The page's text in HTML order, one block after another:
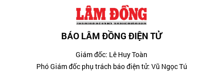
BÁO LÂM ĐỒNG ĐIỆN TỬ
Giám đốc: Lê Huy Toàn
Phó Giám đốc phụ trách báo điện tử: Vũ Ngọc Tú